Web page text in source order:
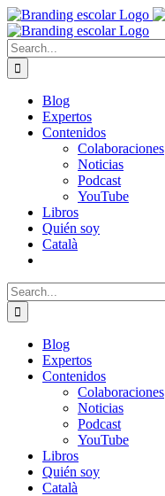
Skip
to
content
Search
for:
Blog
Expertos
Contenidos
Colaboraciones
Noticias
Podcast
YouTube
Libros
Quién soy
Català
Search
for:
Blog
Expertos
Contenidos
Colaboraciones
Noticias
Podcast
YouTube
Libros
Quién soy
Català